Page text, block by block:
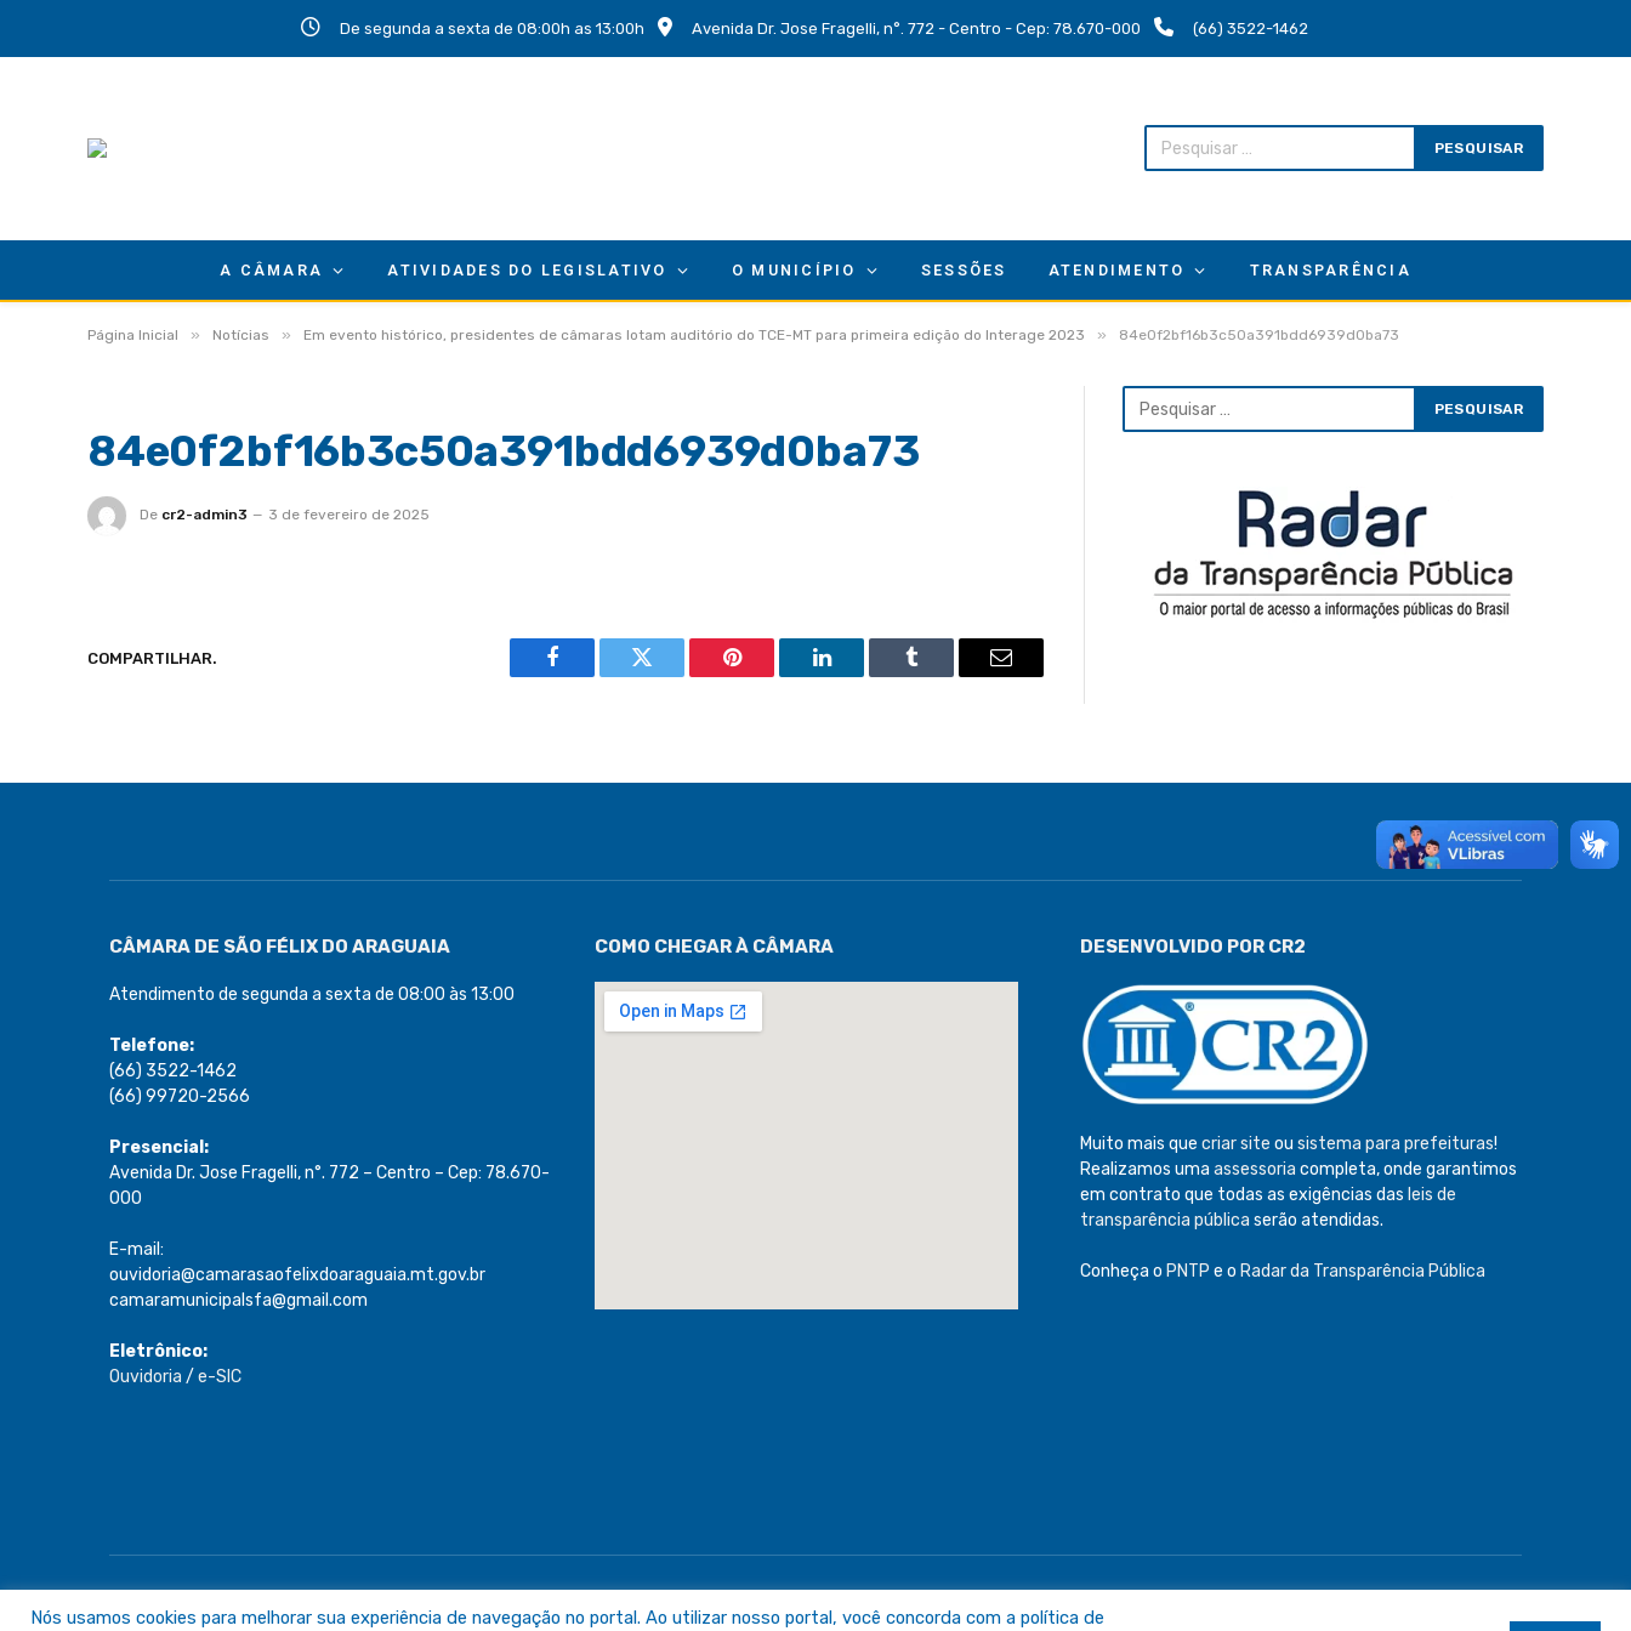
De segunda a sexta de 08:00h as 13:00h Avenida Dr. Jose Fragelli, n°. 772 - Centro - Cep: 78.670-000 (66) 3522-1462
A CÂMARA ATIVIDADES DO LEGISLATIVO O MUNICÍPIO SESSÕES ATENDIMENTO TRANSPARÊNCIA
Página Inicial » Notícias » Em evento histórico, presidentes de câmaras lotam auditório do TCE-MT para primeira edição do Interage 2023 » 84e0f2bf16b3c50a391bdd6939d0ba73
84e0f2bf16b3c50a391bdd6939d0ba73
De cr2-admin3 3 de fevereiro de 2025
COMPARTILHAR.
Facebook Twitter Pinterest LinkedIn Tumblr Email
CÂMARA DE SÃO FÉLIX DO ARAGUAIA
Atendimento de segunda a sexta de 08:00 às 13:00
Telefone:
(66) 3522-1462
(66) 99720-2566
Presencial:
Avenida Dr. Jose Fragelli, n°. 772 – Centro – Cep: 78.670-
000
E-mail:
ouvidoria@camarasaofelixdoaraguaia.mt.gov.br
camaramunicipalsfa@gmail.com
Eletrônico:
Ouvidoria / e-SIC
COMO CHEGAR À CÂMARA DESENVOLVIDO POR CR2
Muito mais que criar site ou sistema para prefeituras!
Realizamos uma assessoria completa, onde garantimos
em contrato que todas as exigências das leis de
transparência pública serão atendidas.
Conheça o PNTP e o Radar da Transparência Pública
Nós usamos cookies para melhorar sua experiência de navegação no portal. Ao utilizar nosso portal, você concorda com a política de